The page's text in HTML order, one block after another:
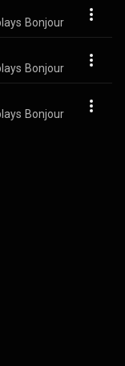
Bonjour
Bonjour
Bonjour